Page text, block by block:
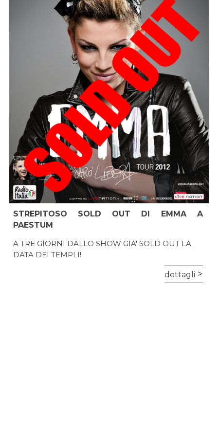
STREPITOSO SOLD OUT DI EMMA A
PAESTUM
A TRE GIORNI DALLO SHOW GIA' SOLD OUT LA
DATA DEI TEMPLI!
dettagli